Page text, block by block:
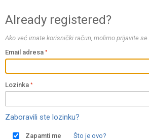
Already registered?
Ako već imate korisnički račun, molimo prijavite se.
Email adresa
Lozinka
Zaboravili ste lozinku?
Zapamti me Što je ovo?